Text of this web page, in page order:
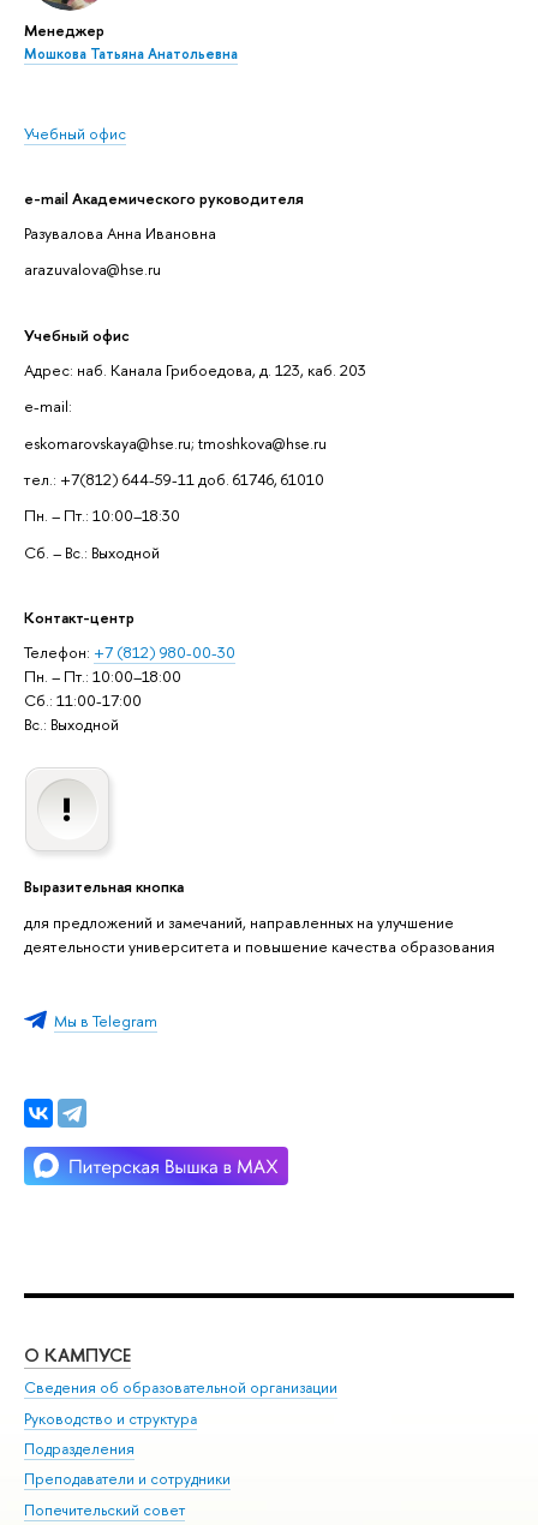
Менеджер
Мошкова Татьяна Анатольевна
Учебный офис
e-mail Академического руководителя
Разувалова Анна Ивановна
arazuvalova@hse.ru
Учебный офис
Адрес: наб. Канала Грибоедова, д. 123, каб. 203
e-mail:
eskomarovskaya@hse.ru; tmoshkova@hse.ru
тел.: +7(812) 644-59-11 доб. 61746, 61010
Пн. – Пт.: 10:00–18:30
Сб. – Вс.: Выходной
Контакт-центр
Телефон: +7 (812) 980-00-30
Пн. – Пт.: 10:00–18:00
Сб.: 11:00-17:00
Вс.: Выходной
Выразительная кнопка
для предложений и замечаний, направленных на улучшение
деятельности университета и повышение качества образования
Мы в Telegram
О КАМПУСЕ
Сведения об образовательной организации
Руководство и структура
Подразделения
Преподаватели и сотрудники
Попечительский совет